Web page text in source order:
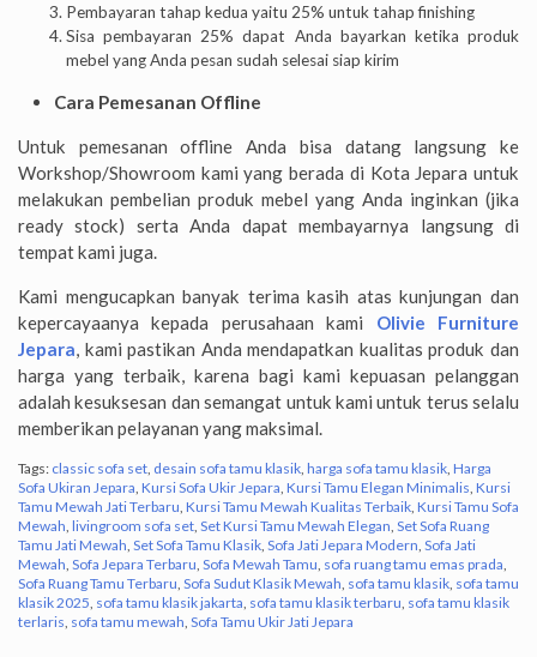
Pembayaran tahap kedua yaitu 25% untuk tahap finishing
Sisa pembayaran 25% dapat Anda bayarkan ketika produk
mebel yang Anda pesan sudah selesai siap kirim
Cara Pemesanan Offline
Untuk pemesanan offline Anda bisa datang langsung ke
Workshop/Showroom kami yang berada di Kota Jepara untuk
melakukan pembelian produk mebel yang Anda inginkan (jika
ready stock) serta Anda dapat membayarnya langsung di
tempat kami juga.
Kami mengucapkan banyak terima kasih atas kunjungan dan
kepercayaanya kepada perusahaan kami Olivie Furniture
Jepara, kami pastikan Anda mendapatkan kualitas produk dan
harga yang terbaik, karena bagi kami kepuasan pelanggan
adalah kesuksesan dan semangat untuk kami untuk terus selalu
memberikan pelayanan yang maksimal.
Tags: classic sofa set desain sofa tamu klasik harga sofa tamu klasik Harga
Sofa Ukiran Jepara Kursi Sofa Ukir Jepara Kursi Tamu Elegan Minimalis Kursi
Tamu Mewah Jati Terbaru Kursi Tamu Mewah Kualitas Terbaik Kursi Tamu Sofa
Mewah livingroom sofa set Set Kursi Tamu Mewah Elegan Set Sofa Ruang
Tamu Jati Mewah Set Sofa Tamu Klasik Sofa Jati Jepara Modern Sofa Jati
Mewah Sofa Jepara Terbaru Sofa Mewah Tamu sofa ruang tamu emas prada
Sofa Ruang Tamu Terbaru Sofa Sudut Klasik Mewah sofa tamu klasik sofa tamu
klasik 2025 sofa tamu klasik jakarta sofa tamu klasik terbaru sofa tamu klasik
terlaris sofa tamu mewah Sofa Tamu Ukir Jati Jepara